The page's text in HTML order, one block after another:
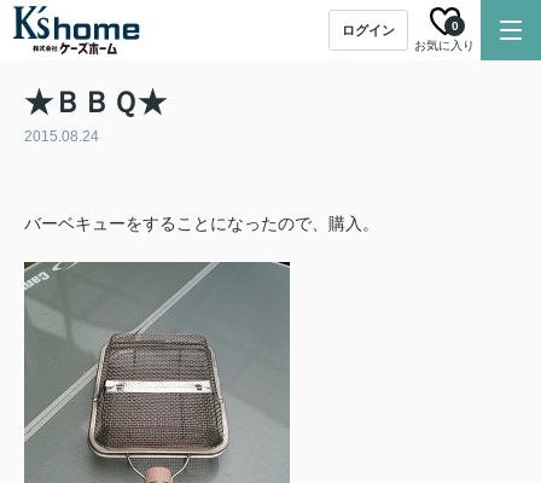
ログイン
お気に入り
0
★ＢＢＱ★
2015.08.24
バーベキューをすることになったので、購入。